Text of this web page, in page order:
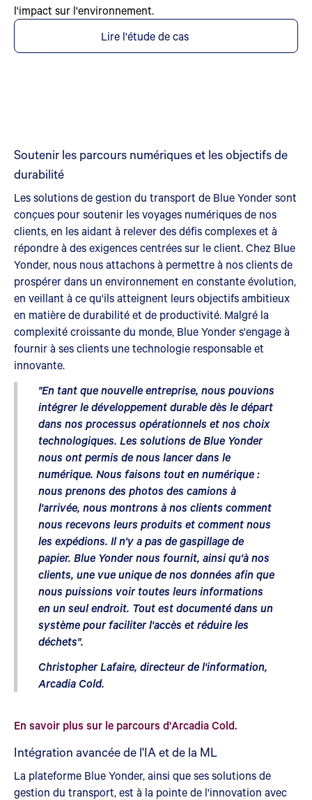
l'impact sur l'environnement.
Lire l'étude de cas
Soutenir les parcours numériques et les objectifs de
durabilité
Les solutions de gestion du transport de Blue Yonder sont
conçues pour soutenir les voyages numériques de nos
clients, en les aidant à relever des défis complexes et à
répondre à des exigences centrées sur le client. Chez Blue
Yonder, nous nous attachons à permettre à nos clients de
prospérer dans un environnement en constante évolution,
en veillant à ce qu'ils atteignent leurs objectifs ambitieux
en matière de durabilité et de productivité. Malgré la
complexité croissante du monde, Blue Yonder s'engage à
fournir à ses clients une technologie responsable et
innovante.
"En tant que nouvelle entreprise, nous pouvions
intégrer le développement durable dès le départ
dans nos processus opérationnels et nos choix
technologiques. Les solutions de Blue Yonder
nous ont permis de nous lancer dans le
numérique. Nous faisons tout en numérique :
nous prenons des photos des camions à
l'arrivée, nous montrons à nos clients comment
nous recevons leurs produits et comment nous
les expédions. Il n'y a pas de gaspillage de
papier. Blue Yonder nous fournit, ainsi qu'à nos
clients, une vue unique de nos données afin que
nous puissions voir toutes leurs informations
en un seul endroit. Tout est documenté dans un
système pour faciliter l'accès et réduire les
déchets".
Christopher Lafaire, directeur de l'information,
Arcadia Cold.
En savoir plus sur le parcours d'Arcadia Cold.
Intégration avancée de l'IA et de la ML
La plateforme Blue Yonder, ainsi que ses solutions de
gestion du transport, est à la pointe de l'innovation avec